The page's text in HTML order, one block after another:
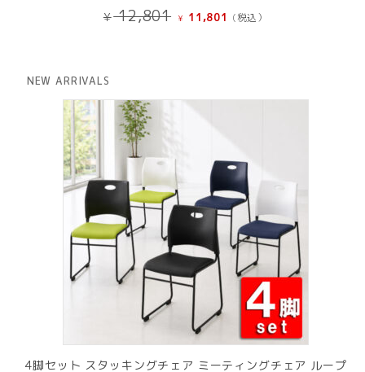
¥12,801 元
¥ 11,801 現
(税込）
NEW ARRIVALS
4脚セット スタッキングチェア ミーティングチェア ループ